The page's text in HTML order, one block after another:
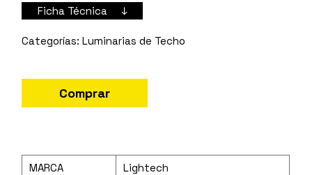
Ficha Técnica ↓
Luminarias de Techo
Comprar
MARCA
Lightech